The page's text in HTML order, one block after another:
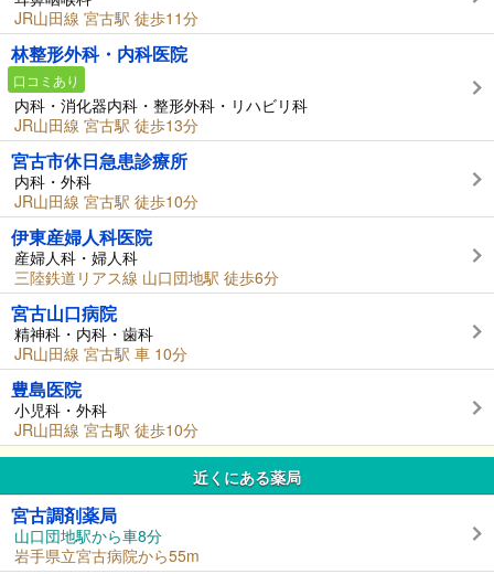
JR山田線 宮古駅 徒歩11分
林整形外科・内科医院
口コミあり
内科・消化器内科・整形外科・リハビリ科
JR山田線 宮古駅 徒歩13分
宮古市休日急患診療所
内科・外科
JR山田線 宮古駅 徒歩10分
伊東産婦人科医院
産婦人科・婦人科
三陸鉄道リアス線 山口団地駅 徒歩6分
宮古山口病院
精神科・内科・歯科
JR山田線 宮古駅 車 10分
豊島医院
小児科・外科
JR山田線 宮古駅 徒歩10分
近くにある薬局
宮古調剤薬局
山口団地駅から車8分
岩手県立宮古病院から55m